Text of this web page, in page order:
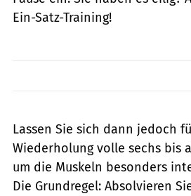
Ein-Satz-Training!
Lassen Sie sich dann jedoch
Wiederholung volle sechs bis
um die Muskeln besonders
Die Grundregel: Absolvieren